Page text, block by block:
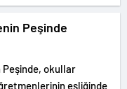
alıyor.
Peşinde
Peşinde, okullar
eşliğinde